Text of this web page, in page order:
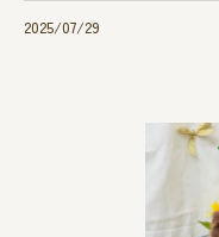
2025/07/29